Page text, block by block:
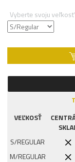
Vyberte svoju veľkosť
VEĽKOSŤ
S/REGULAR
M/REGULAR